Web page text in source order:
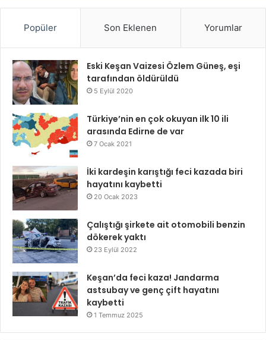
Popüler Son Eklenen Yorumlar
Eski Keşan Vaizesi Özlem Güneş, eşi
tarafından öldürüldü
5 Eylül 2020
Türkiye’nin en çok okuyan ilk 10 ili
arasında Edirne de var
7 Ocak 2021
İki kardeşin karıştığı feci kazada biri
hayatını kaybetti
20 Ocak 2023
Çalıştığı şirkete ait otomobili benzin
dökerek yaktı
23 Eylül 2022
Keşan’da feci kaza! Jandarma
astsubay ve genç çift hayatını
kaybetti
1 Temmuz 2025